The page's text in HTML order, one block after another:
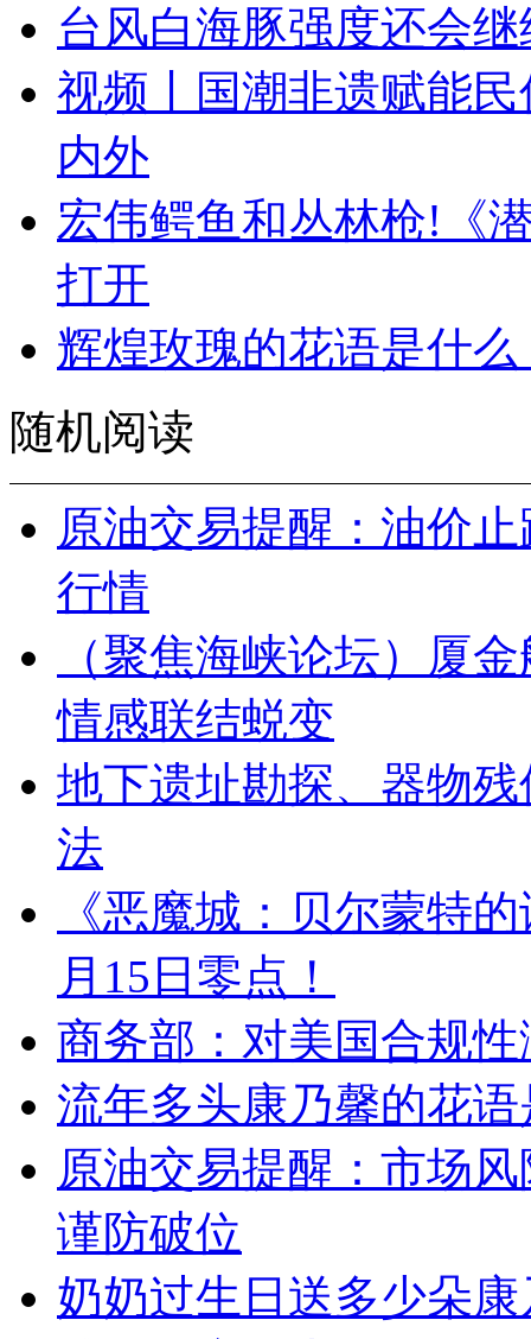
台风白海豚强度还会
视频丨国潮非遗赋能
内外
宏伟鳄鱼和丛林枪!《
打开
辉煌玫瑰的花语是什么
随机阅读
原油交易提醒：油价
行情
（聚焦海峡论坛）厦
情感联结蜕变
地下遗址勘探、器物
法
《恶魔城：贝尔蒙特
月15日零点！
商务部：对美国合规
流年多头康乃馨的花
原油交易提醒：市场
谨防破位
奶奶过生日送多少朵